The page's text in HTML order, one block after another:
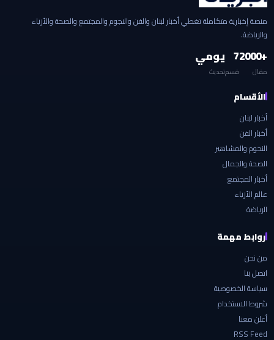
منصة إخبارية متكاملة تغطي أخبار لبنان والفن والنجوم والمجتمع والصحة والأزياء
والرياضة.
+2000
مقال
7
قسم
يومي
تحديث
الأقسام
أخبار لبنان
أخبار الفن
النجوم والمشاهير
الصحة والجمال
أخبار المجتمع
عالم الأزياء
الرياضة
روابط مهمة
من نحن
اتصل بنا
سياسة الخصوصية
شروط الاستخدام
أعلن معنا
RSS Feed